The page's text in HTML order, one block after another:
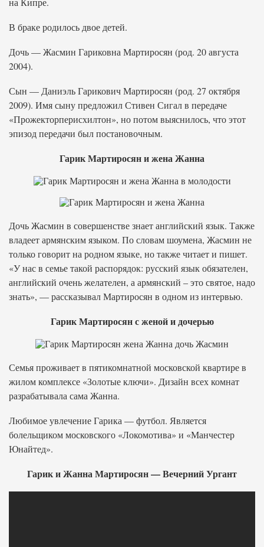
В браке родилось двое детей.
Дочь — Жасмин Гариковна Мартиросян (род. 20 августа
2004).
Сын — Даниэль Гарикович Мартиросян (род. 27 октября
2009). Имя сыну предложил Стивен Сигал в передаче
«Прожекторперисхилтон», но потом выяснилось, что этот
эпизод передачи был постановочным.
Гарик Мартиросян и жена Жанна
Дочь Жасмин в совершенстве знает английский язык. Также
владеет армянским языком. По словам шоумена, Жасмин не
только говорит на родном языке, но также читает и пишет.
«У нас в семье такой распорядок: русский язык обязателен,
английский очень желателен, а армянский – это святое, надо
знать», — рассказывал Мартиросян в одном из интервью.
Гарик Мартиросян с женой и дочерью
Семья проживает в пятикомнатной московской квартире в
жилом комплексе «Золотые ключи». Дизайн всех комнат
разрабатывала сама Жанна.
Любимое увлечение Гарика — футбол. Является
болельщиком московского «Локомотива» и «Манчестер
Юнайтед».
Гарик и Жанна Мартиросян — Вечерний Ургант